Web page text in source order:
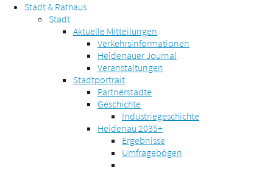
Stadt & Rathaus
Stadt
Aktuelle Mitteilungen
Verkehrsinformationen
Heidenauer Journal
Veranstaltungen
Stadtportrait
Partnerstädte
Geschichte
Industriegeschichte
Heidenau 2035+
Ergebnisse
Umfragebögen